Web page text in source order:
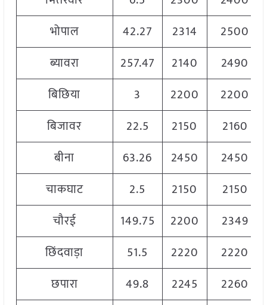
भोपाल
42.27 2314
2500
ब्यावरा
257.47 2140
2490
बिछिया
3 2200
2200
बिजावर
22.5 2150
2160
बीना
63.26 2450
2450
चाकघाट
2.5 2150
2150
चौरई
149.75 2200
2349
छिंदवाड़ा
51.5 2220
2220
छपारा
49.8 2245
2260